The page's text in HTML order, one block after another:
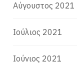
Αύγουστος 2021
Ιούλιος 2021
Ιούνιος 2021